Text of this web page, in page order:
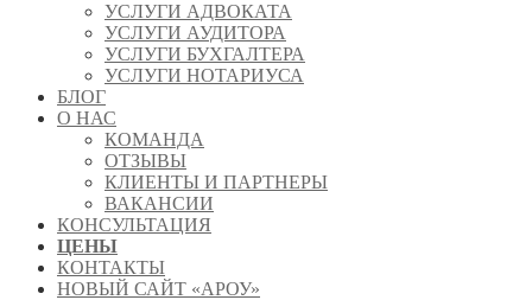
УСЛУГИ АДВОКАТА
УСЛУГИ АУДИТОРА
УСЛУГИ БУХГАЛТЕРА
УСЛУГИ НОТАРИУСА
БЛОГ
О НАС
КОМАНДА
ОТЗЫВЫ
КЛИЕНТЫ И ПАРТНЕРЫ
ВАКАНСИИ
КОНСУЛЬТАЦИЯ
ЦЕНЫ
КОНТАКТЫ
НОВЫЙ САЙТ «АРОУ»